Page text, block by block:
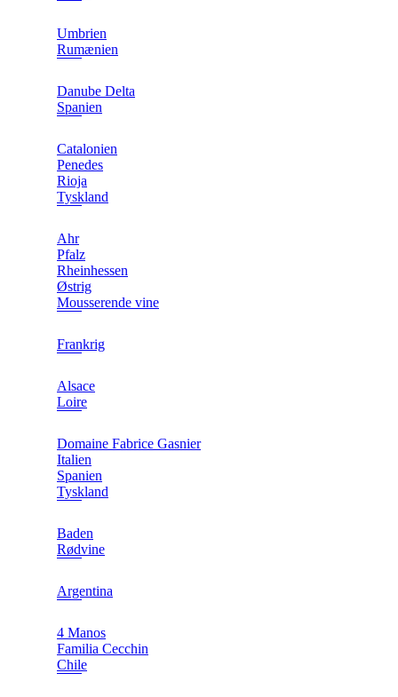
Umbrien
Rumænien
Danube Delta
Spanien
Catalonien
Penedes
Rioja
Tyskland
Ahr
Pfalz
Rheinhessen
Østrig
Mousserende vine
Frankrig
Alsace
Loire
Domaine Fabrice Gasnier
Italien
Spanien
Tyskland
Baden
Rødvine
Argentina
4 Manos
Familia Cecchin
Chile